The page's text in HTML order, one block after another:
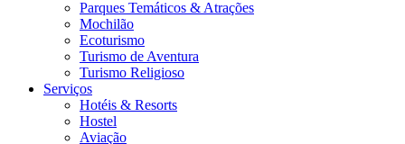
Parques Temáticos & Atrações
Mochilão
Ecoturismo
Turismo de Aventura
Turismo Religioso
Serviços
Hotéis & Resorts
Hostel
Aviação